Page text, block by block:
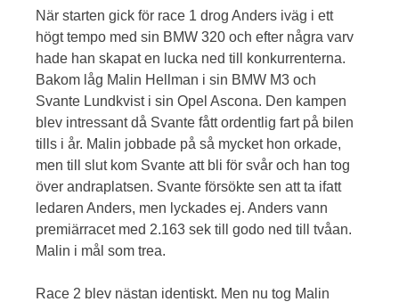
När starten gick för race 1 drog Anders iväg i ett
högt tempo med sin BMW 320 och efter några varv
hade han skapat en lucka ned till konkurrenterna.
Bakom låg Malin Hellman i sin BMW M3 och
Svante Lundkvist i sin Opel Ascona. Den kampen
blev intressant då Svante fått ordentlig fart på bilen
tills i år. Malin jobbade på så mycket hon orkade,
men till slut kom Svante att bli för svår och han tog
över andraplatsen. Svante försökte sen att ta ifatt
ledaren Anders, men lyckades ej. Anders vann
premiärracet med 2.163 sek till godo ned till tvåan.
Malin i mål som trea.
Race 2 blev nästan identiskt. Men nu tog Malin